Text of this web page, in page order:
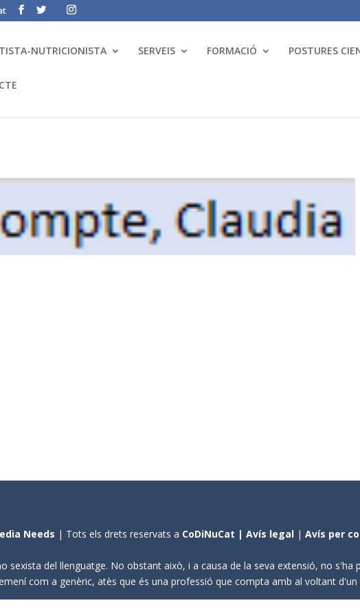
NUTRICIONISTA SERVEIS FORMACIÓ POSTURES
Needs | Tots els drets reservats a CoDiNuCat |Avís legal |Avís per
sexista del llenguatge. No obstant això, i a causa de la seva extensió, no s'ha
com a genèric, atès que és una professió que compta amb al voltant d'un